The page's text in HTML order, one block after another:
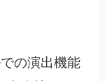
の演出機能